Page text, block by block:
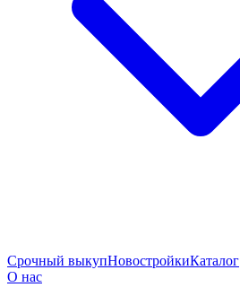
Срочный выкупНовостройкиКаталог
О нас